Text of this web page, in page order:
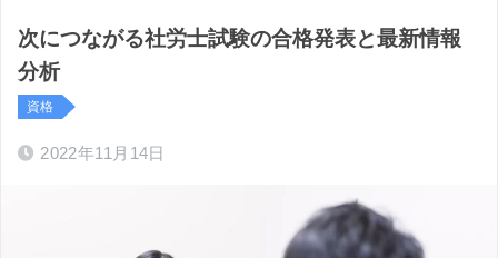
次につながる社労士試験の合格発表と最新情報
分析
資格
2022年11月14日